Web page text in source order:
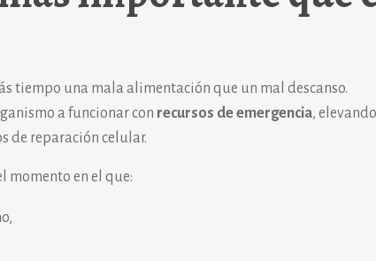
tiempo una mala alimentación que un mal descanso.
a funcionar con recursos de emergencia,
de reparación celular.
momento en el que: